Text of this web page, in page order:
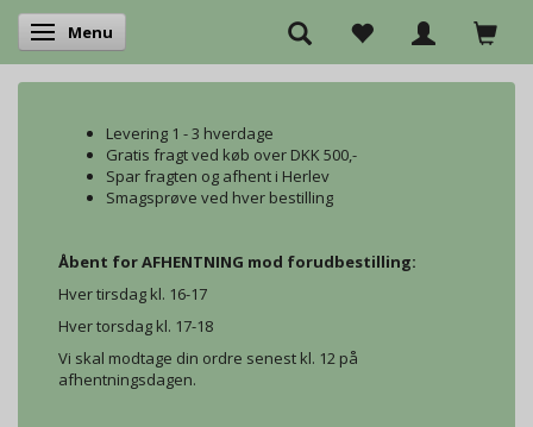
Skifte navigation
Menu
Levering 1 - 3 hverdage
Gratis fragt ved køb over DKK 500,-
Spar fragten og afhent i Herlev
Smagsprøve ved hver bestilling
Åbent for AFHENTNING mod forudbestilling:
Hver tirsdag kl. 16-17
Hver torsdag kl. 17-18
Vi skal modtage din ordre senest kl. 12 på
afhentningsdagen.